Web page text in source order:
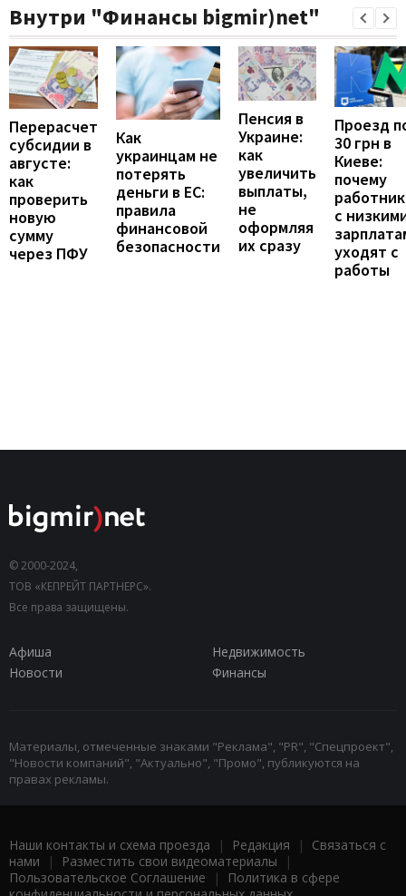
Внутри "Финансы bigmir)net"
Перерасчет
субсидии в
августе:
как
проверить
новую
сумму
через ПФУ
Как
украинцам не
потерять
деньги в ЕС:
правила
финансовой
безопасности
Пенсия в
Украине:
как
увеличить
выплаты,
не
оформляя
их сразу
Проезд
30 грн в
Киеве:
почему
с
уходят с
работы
© 2000-2024,
ТОВ «КЕПРЕЙТ ПАРТНЕРС».
Все права защищены.
Афиша
Недвижимость
Новости
Финансы
Материалы, отмеченные знаками "Реклама", "PR", "Спецпроект",
"Новости компаний", "Актуально", "Промо", публикуются на
правах рекламы.
Наши контакты и схема проезда | Редакция | Связаться с
нами | Разместить свои видеоматериалы |
Пользовательское Соглашение |
Политика в сфере